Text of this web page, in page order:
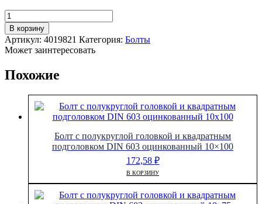
Количество
товара
Болт
с
шестигранной
ГОСТ
В корзину
Артикул: 4019821 Категория: Болты
Может заинтересовать
Похожие
Болт с полукруглой головкой и квадратным
подголовком DIN 603 оцинкованный 10×100
172,58 ₽
В КОРЗИНУ